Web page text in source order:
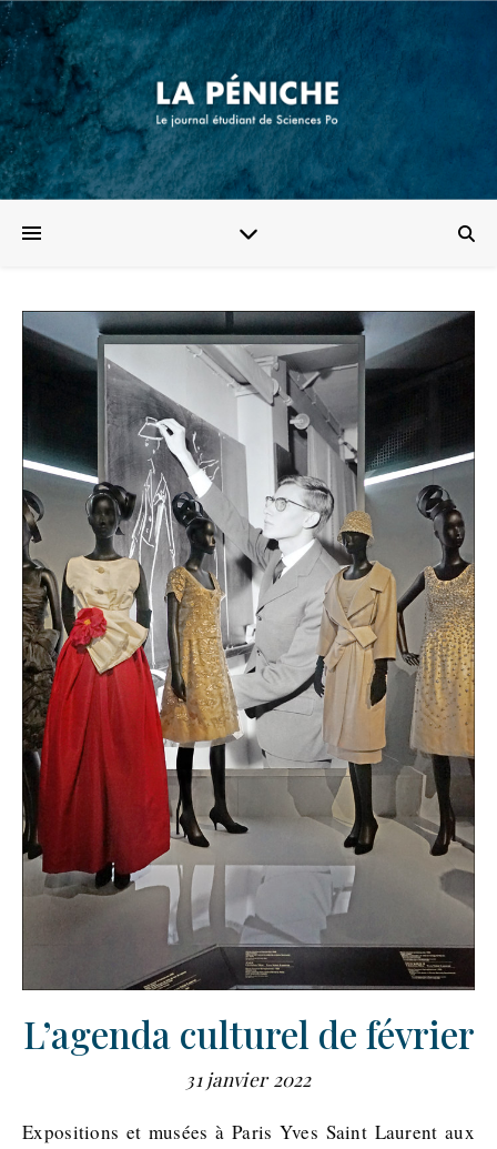
L’agenda culturel de février
31 janvier 2022
Expositions et musées à Paris Yves Saint Laurent aux